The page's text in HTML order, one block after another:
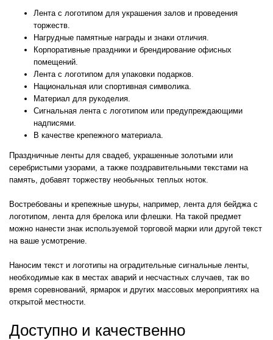
Лента с логотипом для украшения залов и проведения
торжеств.
Нагрудные памятные награды и знаки отличия.
Корпоративные праздники и брендирование офисных
помещений.
Лента с логотипом для упаковки подарков.
Национальная или спортивная символика.
Материал для рукоделия.
Сигнальная лента с логотипом или предупреждающими
надписями.
В качестве крепежного материала.
Праздничные ленты для свадеб, украшенные золотыми или
серебристыми узорами, а также поздравительными текстами на
память, добавят торжеству необычных теплых ноток.
Востребованы и крепежные шнуры, например, лента для бейджа с
логотипом, лента для брелока или флешки. На такой предмет
можно нанести знак используемой торговой марки или другой текст
на ваше усмотрение.
Наносим текст и логотипы на оградительные сигнальные ленты,
необходимые как в местах аварий и несчастных случаев, так во
время соревнований, ярмарок и других массовых мероприятиях на
открытой местности.
Доступно и качественно